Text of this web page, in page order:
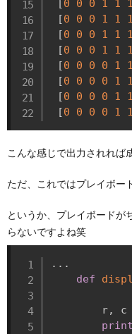
[0 0 0 1 1 1
[0 0 0 1 1 1
[0 0 0 1 1 1
[0 0 0 1 1 1
[0 0 0 0 1 1
[0 0 0 0 1 1
[0 0 0 0 1 1
[0 0 0 0 1 1
こんな感じで出力されれば
ただ、これではプレイボー
というか、プレイボードが
らないですよね笑
. . .
def
        r
, c
print